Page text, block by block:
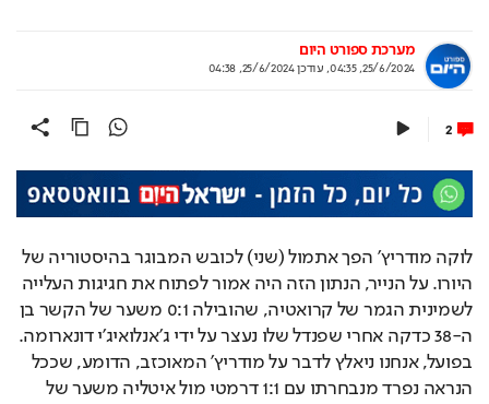
מערכת ספורט היום
25/6/2024, 04:35
,עודכן25/6/2024, 04:38
2
לוקה מודריץ' הפך אתמול (שני) לכובש המבוגר בהיסטוריה של
היורו. על הנייר, הנתון הזה היה אמור לפתוח את חגיגות העלייה
לשמינית הגמר של קרואטיה, שהובילה 0:1 משער של הקשר בן
ה-38 כדקה אחרי שפנדל שלו נעצר על ידי ג'אנלואיג'י דונארומה.
בפועל, אנחנו ניאלץ לדבר על מודריץ' המאוכזב, הדומע, שככל
הנראה נפרד מנבחרתו עם 1:1 דרמטי מול איטליה משער של